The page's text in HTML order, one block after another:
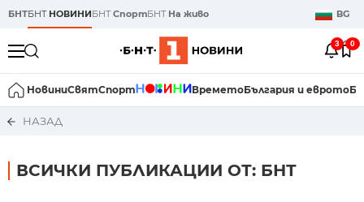
БНТБНТ НОВИНИБНТСпортБНТ На живо BG
3 0
НовиниСвятСпорт ВреметоБългария и еврото
НАЗАД
ВСИЧКИ ПУБЛИКАЦИИ ОТ: БНТ